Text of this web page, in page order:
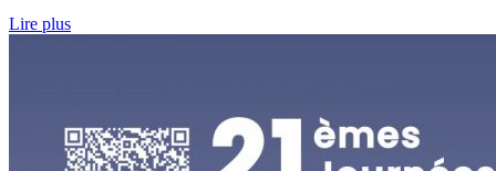
Lire plus